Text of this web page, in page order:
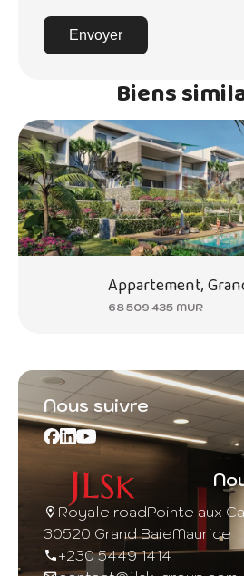
Envoyer
Biens
Appartement,
68 509 435 MUR
Nous suivre
Royale roadPointe aux
30520 Grand BaieMaurice
+230 5449 1414